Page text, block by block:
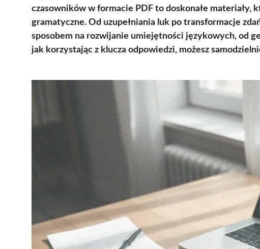
czasowników w formacie PDF to doskonałe materiały,
gramatyczne. Od uzupełniania luk po transformacje
sposobem na rozwijanie umiejętności językowych, od
jak korzystając z klucza odpowiedzi, możesz